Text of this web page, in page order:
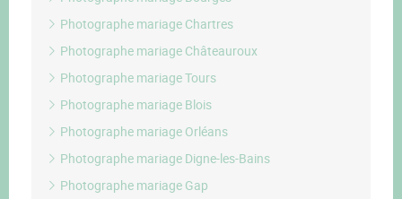
Photographe mariage Chartres
Photographe mariage Châteauroux
Photographe mariage Tours
Photographe mariage Blois
Photographe mariage Orléans
Photographe mariage Digne-les-Bains
Photographe mariage Gap